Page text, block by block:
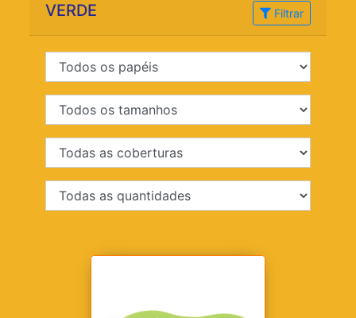
VERDE Filtrar